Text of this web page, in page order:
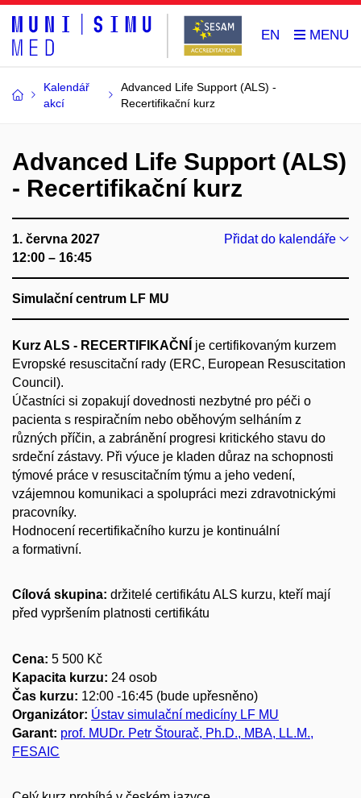
EN
Kalendář
akcí
Advanced Life Support (ALS) -
Recertifikační kurz
Advanced Life Support (ALS)
- Recertifikační kurz
1. června 2027
12:00 – 16:45
Přidat do kalendáře
Simulační centrum LF MU
Kurz ALS - RECERTIFIKAČNÍ
je certifikovaným kurzem
Evropské resuscitační rady (ERC, European Resuscitation
Council).
Účastníci si zopakují dovednosti nezbytné pro péči o
pacienta s respiračním nebo oběhovým selháním z
různých příčin, a zabránění progresi kritického stavu do
srdeční zástavy. Při výuce je kladen důraz na schopnosti
týmové práce v resuscitačním týmu a jeho vedení,
vzájemnou komunikaci a spolupráci mezi zdravotnickými
pracovníky.
Hodnocení recertifikačního kurzu je kontinuální
a formativní.
Cílová skupina: držitelé certifikátu ALS kurzu, kteří mají
před vypršením platnosti certifikátu
Cena: 5 500 Kč
Kapacita kurzu: 24 osob
Čas kurzu: 12:00 -16:45 (bude upřesněno)
Organizátor: Ústav simulační medicíny LF MU
Garant: prof. MUDr. Petr Štourač, Ph.D., MBA, LL.M.,
FESAIC